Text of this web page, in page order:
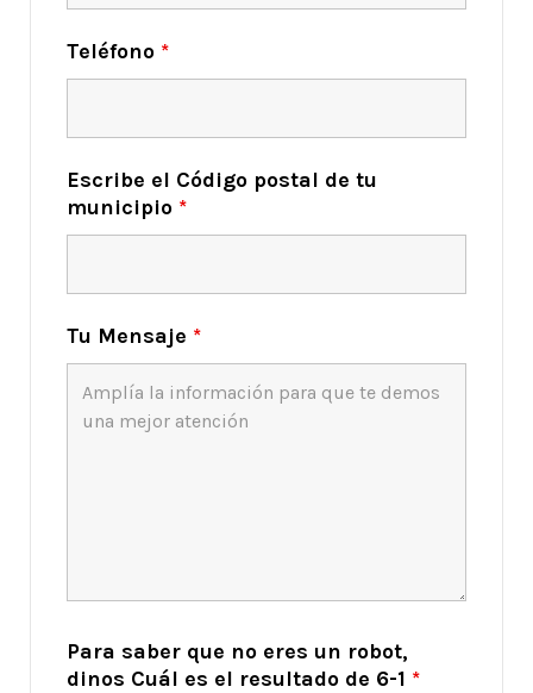
Teléfono *
Escribe el Código postal de tu
municipio *
Tu Mensaje *
Para saber que no eres un robot,
dinos Cuál es el resultado de 6-1 *